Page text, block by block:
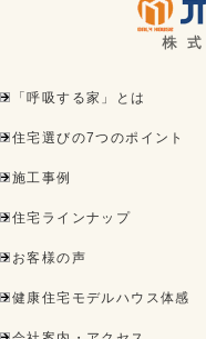
「呼吸する家」とは
住宅選びの7つのポイント
施工事例
住宅ラインナップ
お客様の声
健康住宅モデルハウス体感